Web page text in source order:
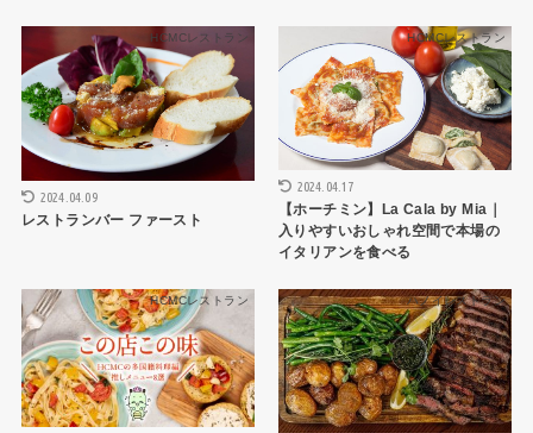
HCMCレストラン
2024.04.09
レストランバー ファースト
HCMCレストラン
2024.04.17
【ホーチミン】La Cala by Mia｜
入りやすいおしゃれ空間で本場の
イタリアンを食べる
HCMCレストラン ハノイレストラン